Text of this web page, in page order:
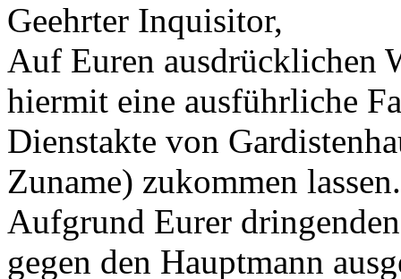
Geehrter Inquisitor,
Auf Euren ausdrücklichen
hiermit eine ausführliche
Dienstakte von
Zuname) zukommen lassen.
Aufgrund Eurer
gegen den Hauptmann